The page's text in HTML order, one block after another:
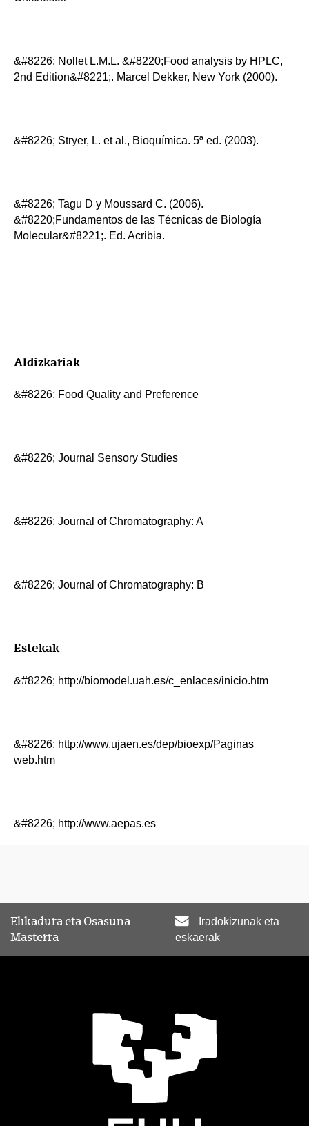
&#8226; Nollet L.M.L. &#8220;Food analysis by HPLC,
2nd Edition&#8221;. Marcel Dekker, New York (2000).
&#8226; Stryer, L. et al., Bioquímica. 5ª ed. (2003).
&#8226; Tagu D y Moussard C. (2006).
&#8220;Fundamentos de las Técnicas de Biología
Molecular&#8221;. Ed. Acribia.
Aldizkariak
&#8226; Food Quality and Preference
&#8226; Journal Sensory Studies
&#8226; Journal of Chromatography: A
&#8226; Journal of Chromatography: B
Estekak
&#8226; http://biomodel.uah.es/c_enlaces/inicio.htm
&#8226; http://www.ujaen.es/dep/bioexp/Paginas
web.htm
&#8226; http://www.aepas.es
Elikadura eta Osasuna
Masterra
Iradokizunak eta
eskaerak